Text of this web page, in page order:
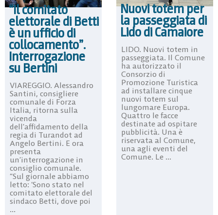
“Il comitato
elettorale di Betti
è un ufficio di
collocamento”.
Interrogazione
su Bertini
VIAREGGIO. Alessandro
Santini, consigliere
comunale di Forza
Italia, ritorna sulla
vicenda
dell’affidamento della
regia di Turandot ad
Angelo Bertini. E ora
presenta
un’interrogazione in
consiglio comunale.
“Sul giornale abbiamo
letto: ‘Sono stato nel
comitato elettorale del
sindaco Betti, dove poi
...
Nuovi totem per
la passeggiata di
Lido di Camaiore
LIDO. Nuovi totem in
passeggiata. Il Comune
ha autorizzato il
Consorzio di
Promozione Turistica
ad installare cinque
nuovi totem sul
lungomare Europa.
Quattro le facce
destinate ad ospitare
pubblicità. Una è
riservata al Comune,
una agli eventi del
Comune. Le ...